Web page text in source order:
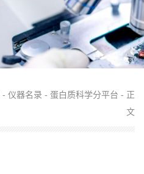
- 仪器名录 - 蛋白质科学分平台 - 正
文